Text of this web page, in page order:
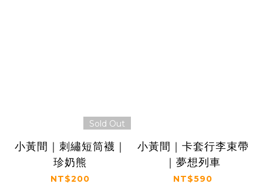
Sold Out
小黃間｜刺繡短筒襪｜
珍奶熊
NT$200
小黃間｜卡套行李束帶
｜夢想列車
NT$590